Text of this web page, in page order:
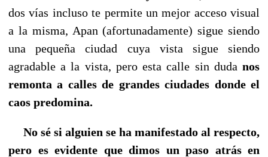
dos vías incluso te permite un mejor acceso visual
a la misma, Apan (afortunadamente) sigue siendo
una pequeña ciudad cuya vista sigue siendo
agradable a la vista, pero esta calle sin duda nos
remonta a calles de grandes ciudades donde el
caos predomina.
No sé si alguien se ha manifestado al respecto,
pero es evidente que dimos un paso atrás en